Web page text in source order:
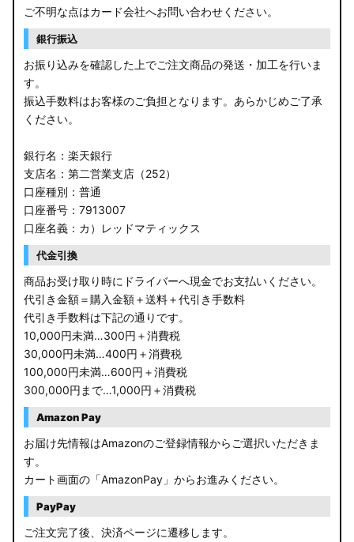
ご不明な点はカード会社へお問い合わせください。
銀行振込
お振り込みを確認した上でご注文商品の発送・加工を行いま
す。
振込手数料はお客様のご負担となります。あらかじめご了承
ください。
銀行名：楽天銀行
支店名：第二営業支店（252）
口座種別：普通
口座番号：7913007
口座名義：カ）レッドマティックス
代金引換
商品お受け取り時にドライバーへ現金でお支払いください。
代引き金額＝購入金額＋送料＋代引き手数料
代引き手数料は下記の通りです。
10,000円未満…300円＋消費税
30,000円未満…400円＋消費税
100,000円未満…600円＋消費税
300,000円まで…1,000円＋消費税
Amazon Pay
お届け先情報はAmazonのご登録情報からご選択いただきま
す。
カート画面の「AmazonPay」からお進みください。
PayPay
ご注文完了後、決済ページに遷移します。